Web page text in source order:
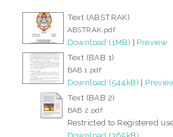
Text (ABSTRAK)
ABSTRAK.pdf
Download (1MB) | Preview
Text (BAB 1)
BAB 1.pdf
Download (544kB) |
Text (BAB 2)
BAB 2.pdf
Restricted to Registered